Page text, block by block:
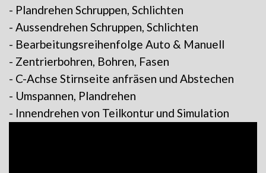
- Plandrehen Schruppen, Schlichten
- Aussendrehen Schruppen, Schlichten
- Bearbeitungsreihenfolge Auto & Manuell
- Zentrierbohren, Bohren, Fasen
- C-Achse Stirnseite anfräsen und Abstechen
- Umspannen, Plandrehen
- Innendrehen von Teilkontur und Simulation